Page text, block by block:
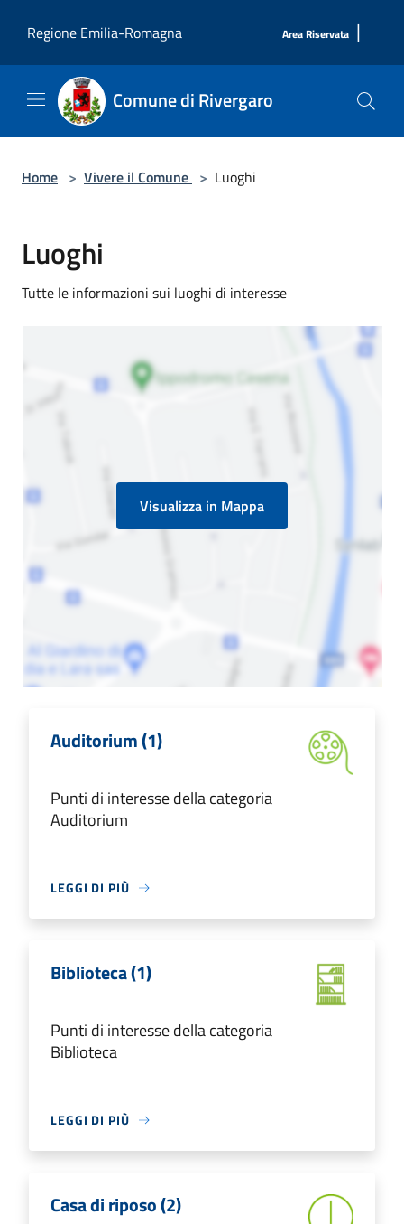
Regione Emilia-Romagna
Area Riservata |
Comune di Rivergaro
Home > Vivere il Comune > Luoghi
Luoghi
Tutte le informazioni sui luoghi di interesse
Visualizza in Mappa
Auditorium (1)
Punti di interesse della categoria
Auditorium
LEGGI DI PIÙ
Biblioteca (1)
Punti di interesse della categoria
Biblioteca
LEGGI DI PIÙ
Casa di riposo (2)